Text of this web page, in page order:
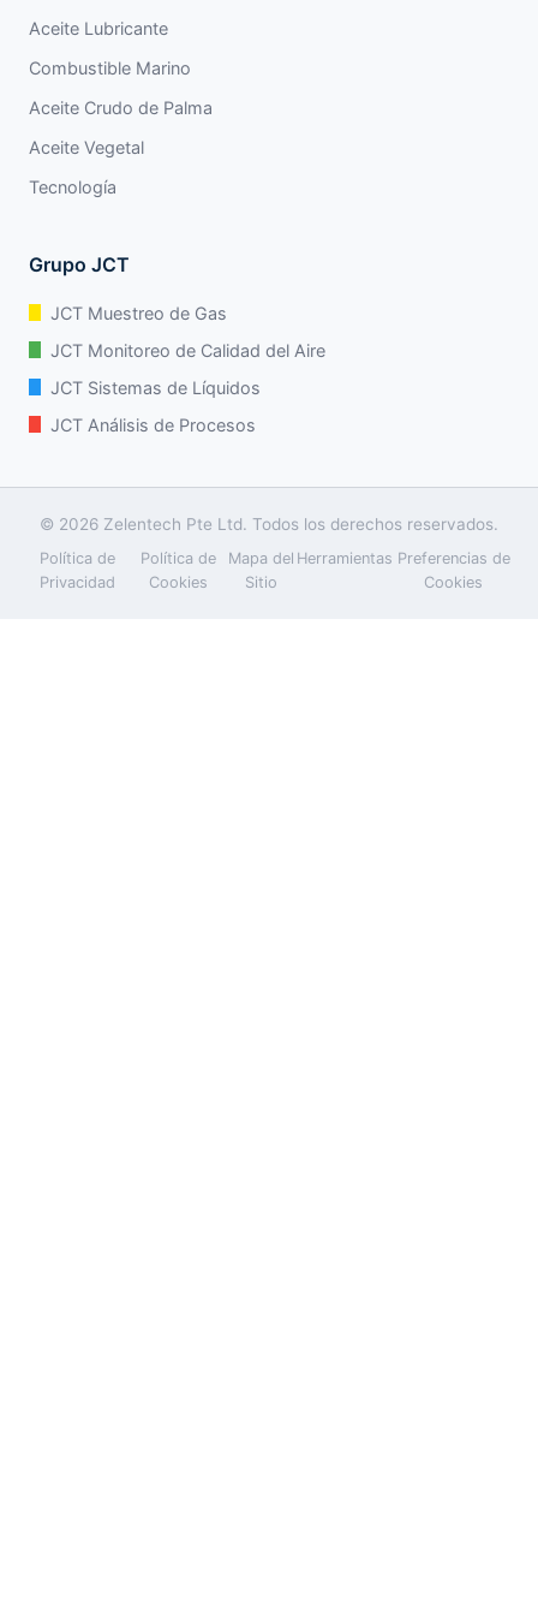
Aceite Lubricante
Combustible Marino
Aceite Crudo de Palma
Aceite Vegetal
Tecnología
Grupo JCT
JCT Muestreo de Gas
JCT Monitoreo de Calidad del Aire
JCT Sistemas de Líquidos
JCT Análisis de Procesos
© 2026 Zelentech Pte Ltd. Todos los derechos reservados.
Política de
Privacidad
Política de
Cookies
Mapa del
Sitio
Herramientas Preferencias de
Cookies